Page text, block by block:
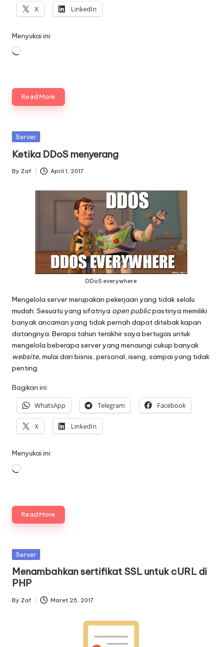
X LinkedIn
Menyukai ini:
Memuat...
Read More
Posted
Server
Ketika DDoS menyerang
Posted
By Zaf April 1, 2017
DDoS everywhere
Mengelola server merupakan pekerjaan yang tidak selalu
mudah. Sesuatu yang sifatnya open publicpastinya memiliki
banyak ancaman yang tidak pernah dapat ditebak kapan
datangnya. Berapa tahun terakhir saya bertugas untuk
mengelola beberapa server yang menaungi cukup banyak
website,mulai dari bisnis, personal, iseng, sampai yang tidak
penting.
Bagikan ini:
WhatsApp Telegram Facebook
X LinkedIn
Menyukai ini:
Memuat...
Read More
Posted
Server
Menambahkan sertifikat SSL untuk cURL di
PHP
Posted
By Zaf Maret 25, 2017